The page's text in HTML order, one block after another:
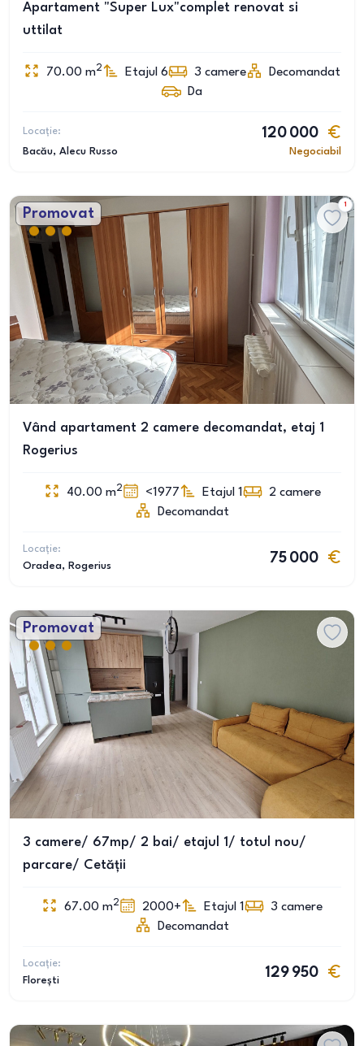
Apartament "Super Lux"complet renovat si
uttilat
70.00 m2 Etajul 6 3 camere
Decomandat
Da
Locație:
Bacău, Alecu Russo
120 000
Negociabil
Promovat
1
Vând apartament 2 camere decomandat, etaj 1
Rogerius
40.00 m2 <1977 Etajul 1 2 camere
Decomandat
Locație:
Oradea, Rogerius
75 000
Promovat
3 camere/ 67mp/ 2 bai/ etajul 1/ totul nou/
parcare/ Cetății
67.00 m2 2000+ Etajul 1 3 camere
Decomandat
Locație:
Florești
129 950